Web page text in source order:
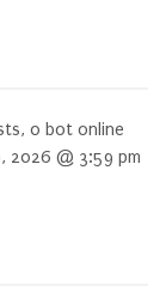
0 bot online
2026 @ 3:59 pm